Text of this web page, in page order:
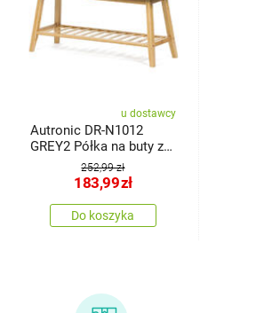
u dostawcy
Autronic DR-N1012
GREY2 Półka na buty z
siedziskiem, 90 x 45 x
252,99 zł
183,99zł
Do koszyka